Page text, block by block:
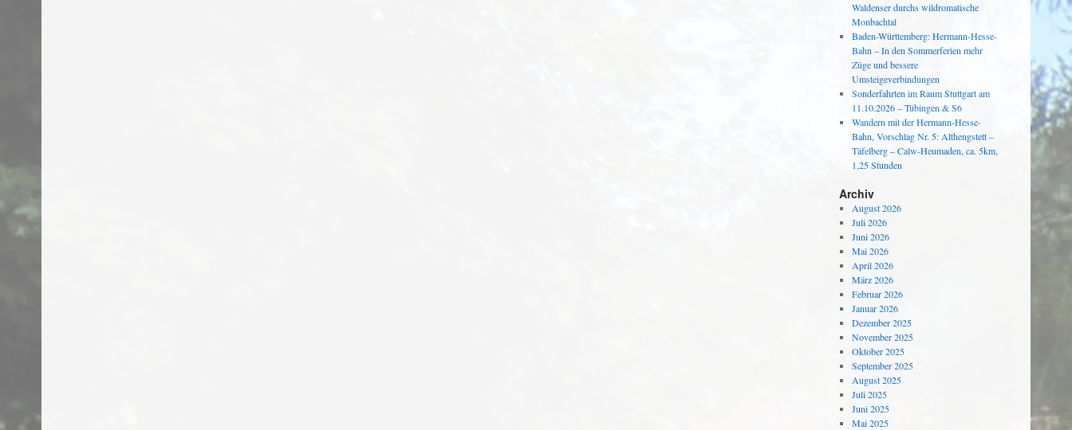
Waldenser durchs wildromatische
Monbachtal
Baden-Württemberg: Hermann-Hesse-
Bahn – In den Sommerferien mehr
Züge und bessere
Umsteigeverbindungen
Sonderfahrten im Raum Stuttgart am
11.10.2026 – Tübingen & S6
Wandern mit der Hermann-Hesse-
Bahn, Vorschlag Nr. 5: Althengstett –
Täfelberg – Calw-Heumaden, ca. 5km,
1,25 Stunden
Archiv
August 2026
Juli 2026
Juni 2026
Mai 2026
April 2026
März 2026
Februar 2026
Januar 2026
Dezember 2025
November 2025
Oktober 2025
September 2025
August 2025
Juli 2025
Juni 2025
Mai 2025